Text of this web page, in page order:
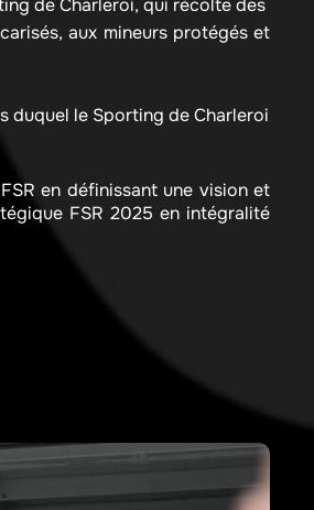
de Charleroi, qui récolte des
aux mineurs protégés et
duquel le Sporting de Charleroi
en définissant une vision et
FSR 2025 en intégralité